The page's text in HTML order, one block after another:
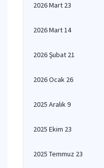
2026 Mart 23
2026 Mart 14
2026 Şubat 21
2026 Ocak 26
2025 Aralık 9
2025 Ekim 23
2025 Temmuz 23